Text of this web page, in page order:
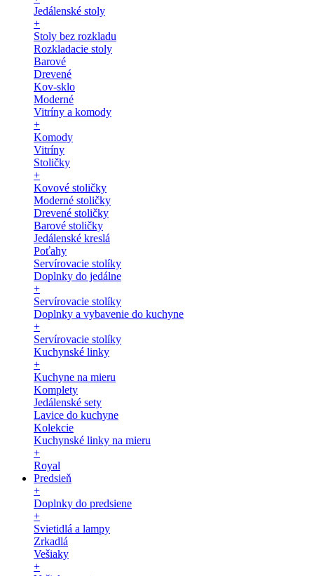
Jedálenské stoly
+
Stoly bez rozkladu
Rozkladacie stoly
Barové
Drevené
Kov-sklo
Moderné
Vitríny a komody
+
Komody
Vitríny
Stoličky
+
Kovové stoličky
Moderné stoličky
Drevené stoličky
Barové stoličky
Jedálenské kreslá
Poťahy
Servírovacie stolíky
Doplnky do jedálne
+
Servírovacie stolíky
Doplnky a vybavenie do kuchyne
+
Servírovacie stolíky
Kuchynské linky
+
Kuchyne na mieru
Komplety
Jedálenské sety
Lavice do kuchyne
Kolekcie
Kuchynské linky na mieru
+
Royal
Predsieň
+
Doplnky do predsiene
+
Svietidlá a lampy
Zrkadlá
Vešiaky
+